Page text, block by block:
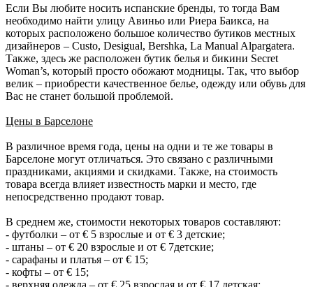
Если Вы любите носить испанские бренды, то тогда Вам
необходимо найти улицу Авиньо или Риера Баикса, на
которых расположено большое количество бутиков местных
дизайнеров – Custo, Desigual, Bershka, La Manual Alpargatera.
Также, здесь же расположен бутик белья и бикини Secret
Woman’s, который просто обожают модницы. Так, что выбор
велик – приобрести качественное белье, одежду или обувь для
Вас не станет большой проблемой.
Цены в Барселоне
В различное время года, цены на одни и те же товары в
Барселоне могут отличаться. Это связано с различными
праздниками, акциями и скидками. Также, на стоимость
товара всегда влияет известность марки и место, где
непосредственно продают товар.
В среднем же, стоимости некоторых товаров составляют:
- футболки – от € 5 взрослые и от € 3 детские;
- штаны – от € 20 взрослые и от € 7детские;
- сарафаны и платья – от € 15;
- кофты – от € 15;